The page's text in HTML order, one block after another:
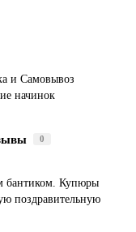
и Самовывоз
начинок
0
бантиком. Купюры
поздравительную